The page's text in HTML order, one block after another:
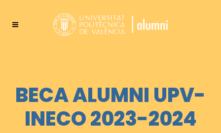
BECA ALUMNI UPV-
INECO 2023-2024